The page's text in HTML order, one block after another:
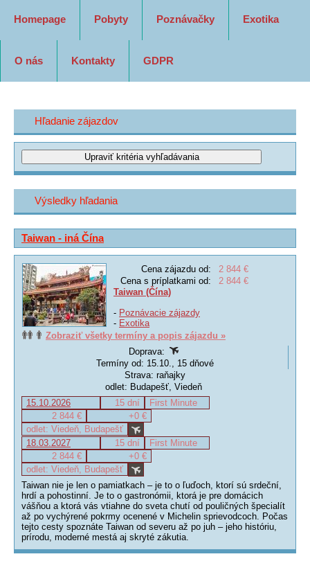
Homepage Pobyty Poznávačky Exotika
O nás Kontakty GDPR
Hľadanie zájazdov
Výsledky hľadania
Taiwan - iná Čína
Cena zájazdu od:
2 844 €
Cena s príplatkami od:
2 844 €
Taiwan (Čína)
- Poznávacie zájazdy
- Exotika
Zobraziť všetky termíny a popis zájazdu »
Doprava:
Termíny od: 15.10., 15 dňové
Strava: raňajky
odlet: Budapešť, Viedeň
15.10.2026
15 dní
First Minute
2 844 €
+0 €
odlet: Viedeň, Budapešť
18.03.2027
15 dní
First Minute
2 844 €
+0 €
odlet: Viedeň, Budapešť
Taiwan nie je len o pamiatkach – je to o ľuďoch, ktorí sú srdeční,
hrdí a pohostinní. Je to o gastronómii, ktorá je pre domácich
vášňou a ktorá vás vtiahne do sveta chutí od pouličných špecialít
až po vychýrené pokrmy ocenené v Michelin sprievodcoch. Počas
tejto cesty spoznáte Taiwan od severu až po juh – jeho históriu,
prírodu, moderné mestá aj skryté zákutia.